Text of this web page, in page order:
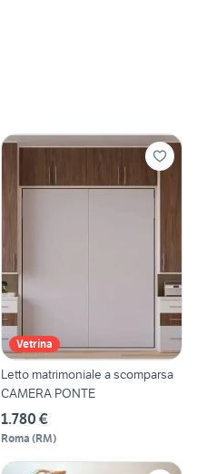
Vetrina
Letto matrimoniale a scomparsa
CAMERA PONTE
1.780 €
Roma (RM)